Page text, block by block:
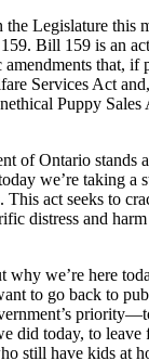
the Legislature this
Bill 159 is an
that, if
Services Act
Puppy
of Ontario stands
we’re taking a
This act seeks to
distress and
why we’re here
to go back to
did today, to leave
still have kids at